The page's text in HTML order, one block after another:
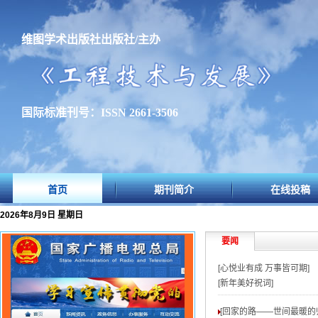
维图学术出版社出版社/主办
国际标准刊号：ISSN 2661-3506
首页 期刊简介 在线投稿
2026年8月9日 星期日
要闻
[心悦业有成 万事皆可期]
[新年美好祝词]
[回家的路——世间最暖的